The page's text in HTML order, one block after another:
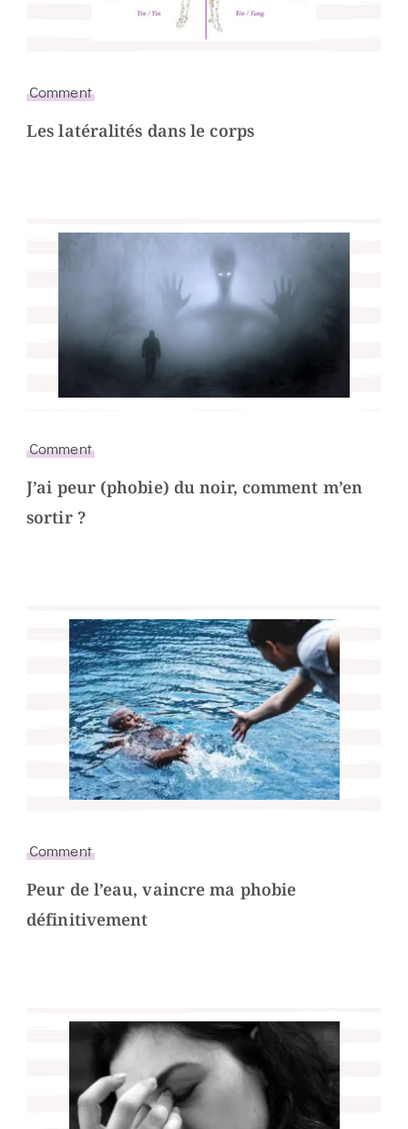
Comment
Les latéralités dans le corps
Comment
J’ai peur (phobie) du noir, comment m’en
sortir ?
Comment
Peur de l’eau, vaincre ma phobie
définitivement